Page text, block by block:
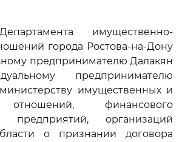
имущественно-
города Ростова-на-Дону
предпринимателю Далакян
предпринимателю
министерству имущественных и
финансового
предприятий, организаций
о признании договора